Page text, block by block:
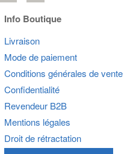
Info Boutique
Livraison
Mode de paiement
Conditions générales de vente
Confidentialité
Revendeur B2B
Mentions légales
Droit de rétractation